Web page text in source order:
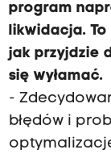
program
likwidacja.
jak przyjdzie
się wyłamać.
-
błędów i
optymalizację